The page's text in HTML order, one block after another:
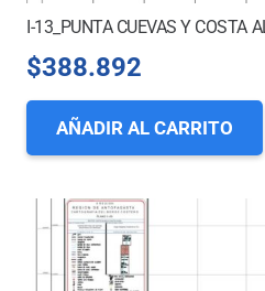
I-13_PUNTA CUEVAS Y COSTA
$388.892
AÑADIR AL CARRITO